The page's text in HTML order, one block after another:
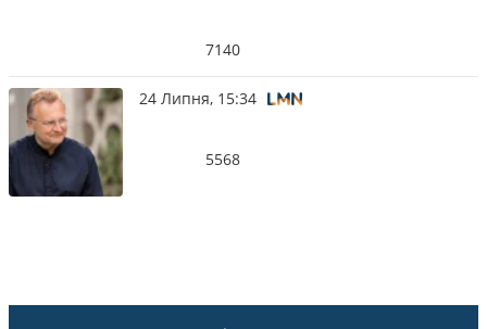
7140
24 Липня, 15:34
5568